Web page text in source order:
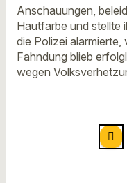
Anschauungen,
Hautfarbe und stellte
die Polizei alarmierte,
Fahndung blieb
wegen